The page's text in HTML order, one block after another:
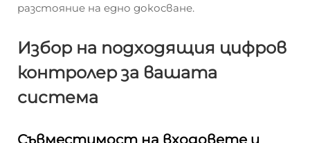
разстояние на едно докосване.
Избор на подходящия цифров
контролер за вашата
система
Съвместимост на входовете и